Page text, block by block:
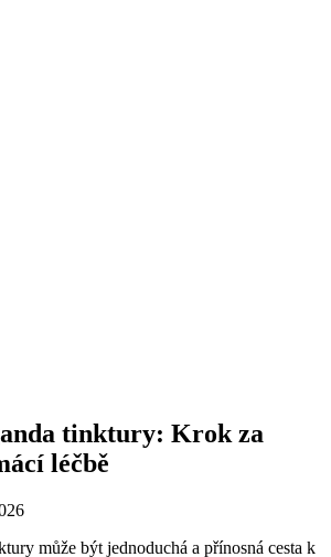
tinktury: Krok za
léčbě
může být jednoduchá a přínosná cesta k